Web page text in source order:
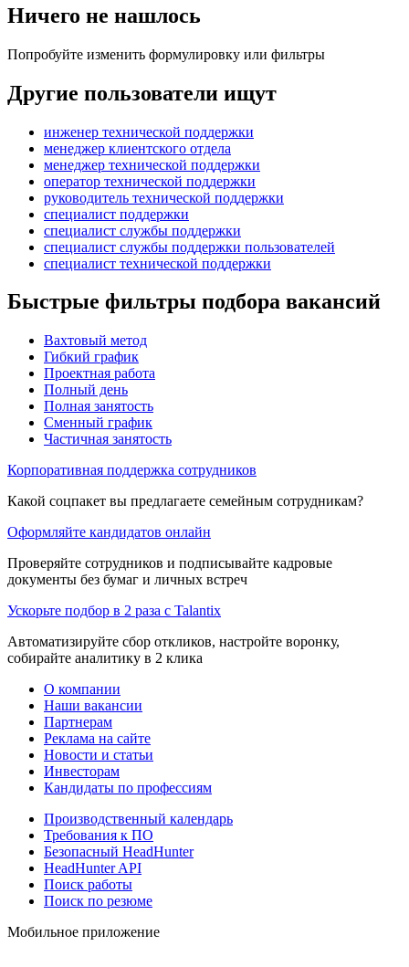
Ничего не нашлось
Попробуйте изменить формулировку или фильтры
Другие пользователи ищут
инженер технической поддержки
менеджер клиентского отдела
менеджер технической поддержки
оператор технической поддержки
руководитель технической поддержки
специалист поддержки
специалист службы поддержки
специалист службы поддержки пользователей
специалист технической поддержки
Быстрые фильтры подбора вакансий
Вахтовый метод
Гибкий график
Проектная работа
Полный день
Полная занятость
Сменный график
Частичная занятость
Корпоративная поддержка сотрудников
Какой соцпакет вы предлагаете семейным сотрудникам?
Оформляйте кандидатов онлайн
Проверяйте сотрудников и подписывайте кадровые
документы без бумаг и личных встреч
Ускорьте подбор в 2 раза с Talantix
Автоматизируйте сбор откликов, настройте воронку,
собирайте аналитику в 2 клика
О компании
Наши вакансии
Партнерам
Реклама на сайте
Новости и статьи
Инвесторам
Кандидаты по профессиям
Производственный календарь
Требования к ПО
Безопасный HeadHunter
HeadHunter API
Поиск работы
Поиск по резюме
Мобильное приложение